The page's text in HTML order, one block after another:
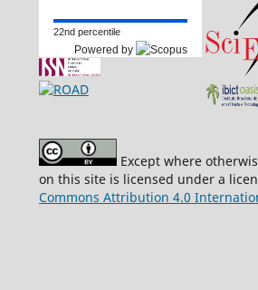
22nd percentile
Powered by
Except where
on this site is licensed under a
Commons Attribution 4.0